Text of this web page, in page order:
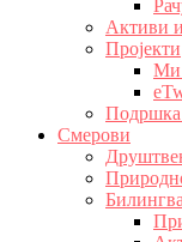
Активи
Пројекти
Ми
Подршка
Смерови